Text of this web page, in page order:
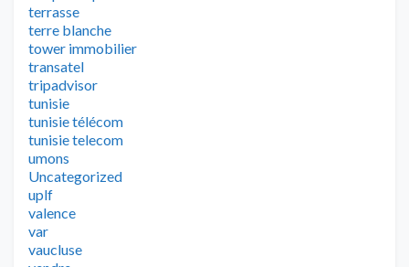
terrasse
terre blanche
tower immobilier
transatel
tripadvisor
tunisie
tunisie télécom
tunisie telecom
umons
Uncategorized
uplf
valence
var
vaucluse